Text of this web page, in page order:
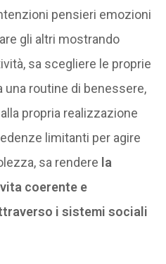
pensieri emozioni
gli altri mostrando
sa scegliere le proprie
routine di benessere,
propria realizzazione
limitanti per agire
sa rendere la
coerente e
i sistemi sociali